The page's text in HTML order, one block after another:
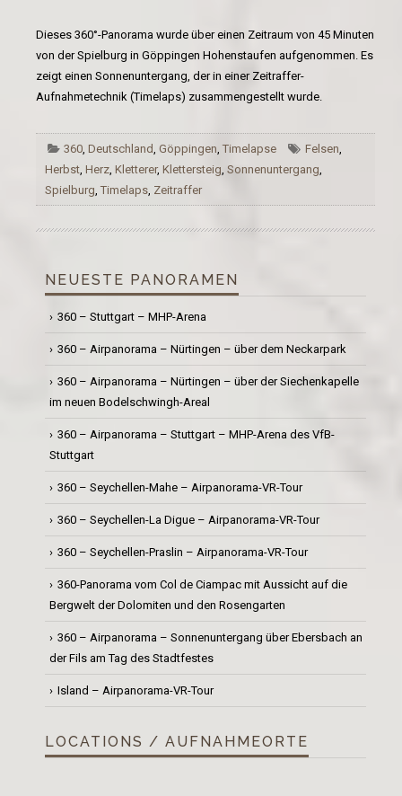
Dieses 360°-Panorama wurde über einen Zeitraum von 45 Minuten
von der Spielburg in Göppingen Hohenstaufen aufgenommen. Es
zeigt einen Sonnenuntergang, der in einer Zeitraffer-
Aufnahmetechnik (Timelaps) zusammengestellt wurde.
360,Deutschland,Göppingen,Timelapse Felsen,
Herbst, Herz, Kletterer, Klettersteig, Sonnenuntergang,
Spielburg, Timelaps, Zeitraffer
NEUESTE PANORAMEN
360 – Stuttgart – MHP-Arena
360 – Airpanorama – Nürtingen – über dem Neckarpark
360 – Airpanorama – Nürtingen – über der Siechenkapelle
im neuen Bodelschwingh-Areal
360 – Airpanorama – Stuttgart – MHP-Arena des VfB-
Stuttgart
360 – Seychellen-Mahe – Airpanorama-VR-Tour
360 – Seychellen-La Digue – Airpanorama-VR-Tour
360 – Seychellen-Praslin – Airpanorama-VR-Tour
360-Panorama vom Col de Ciampac mit Aussicht auf die
Bergwelt der Dolomiten und den Rosengarten
360 – Airpanorama – Sonnenuntergang über Ebersbach an
der Fils am Tag des Stadtfestes
Island – Airpanorama-VR-Tour
LOCATIONS / AUFNAHMEORTE